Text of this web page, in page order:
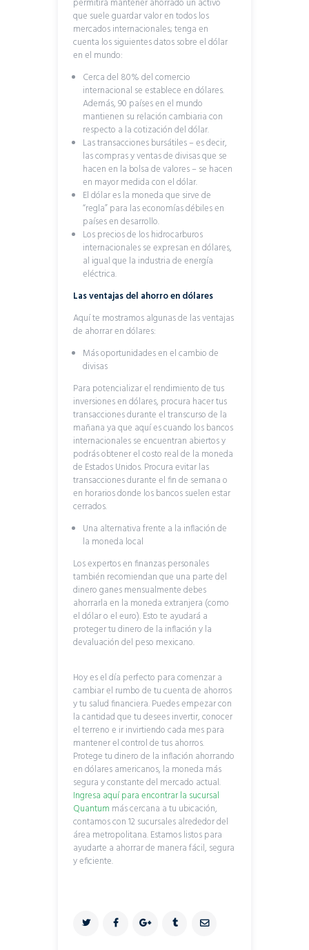
permitirá mantener ahorrado un activo
que suele guardar valor en todos los
mercados internacionales; tenga en
cuenta los siguientes datos sobre el dólar
en el mundo:
Cerca del 80% del comercio
internacional se establece en dólares.
Además, 90 países en el mundo
mantienen su relación cambiaria con
respecto a la cotización del dólar.
Las transacciones bursátiles – es decir,
las compras y ventas de divisas que se
hacen en la bolsa de valores – se hacen
en mayor medida con el dólar.
El dólar es la moneda que sirve de
“regla” para las economías débiles en
países en desarrollo.
Los precios de los hidrocarburos
internacionales se expresan en dólares,
al igual que la industria de energía
eléctrica.
Las ventajas del ahorro en dólares
Aquí te mostramos algunas de las ventajas
de ahorrar en dólares:
Más oportunidades en el cambio de
divisas
Para potencializar el rendimiento de tus
inversiones en dólares, procura hacer tus
transacciones durante el transcurso de la
mañana ya que aquí es cuando los bancos
internacionales se encuentran abiertos y
podrás obtener el costo real de la moneda
de Estados Unidos. Procura evitar las
transacciones durante el fin de semana o
en horarios donde los bancos suelen estar
cerrados.
Una alternativa frente a la inflación de
la moneda local
Los expertos en finanzas personales
también recomiendan que una parte del
dinero ganes mensualmente debes
ahorrarla en la moneda extranjera (como
el dólar o el euro). Esto te ayudará a
proteger tu dinero de la inflación y la
devaluación del peso mexicano.
Hoy es el día perfecto para comenzar a
cambiar el rumbo de tu cuenta de ahorros
y tu salud financiera. Puedes empezar con
la cantidad que tu desees invertir, conocer
el terreno e ir invirtiendo cada mes para
mantener el control de tus ahorros.
Protege tu dinero de la inflación ahorrando
en dólares americanos, la moneda más
segura y constante del mercado actual.
Ingresa aquí para encontrar la sucursal
Quantum más cercana a tu ubicación,
contamos con 12 sucursales alrededor del
área metropolitana. Estamos listos para
ayudarte a ahorrar de manera fácil, segura
y eficiente.